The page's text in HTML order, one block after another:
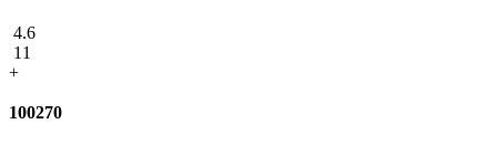
4.6
11
+
100270